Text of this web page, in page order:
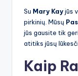
Su Mary Kayjūs
pirkinių. Mūsų
jūs gausite tik
atitiks jūsų
Kaip